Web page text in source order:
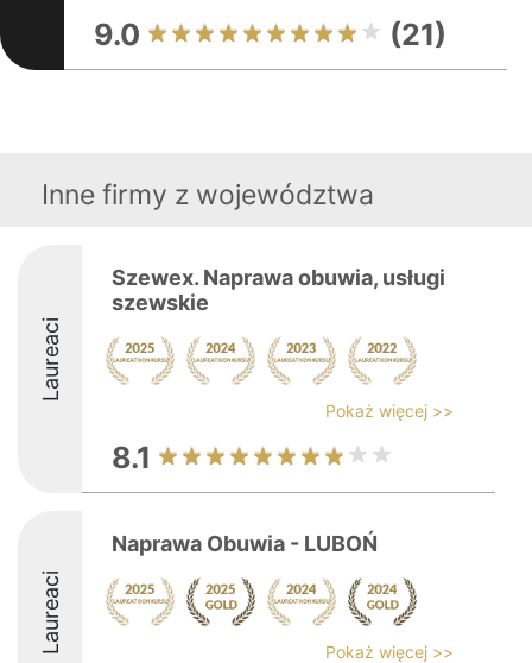
9.0 (21)
Inne firmy z województwa
Laureaci
Szewex. Naprawa obuwia, usługi
szewskie
Pokaż więcej >>
8.1
Laureaci
Naprawa Obuwia - LUBOŃ
Pokaż więcej >>